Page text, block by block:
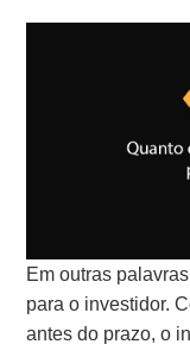
Em outras
para o investidor.
antes do prazo, o